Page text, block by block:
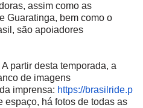
assim como as
Guaratinga, bem como o
são apoiadores
A partir desta temporada, a
de imagens
imprensa: https://brasilride.p
espaço, há fotos de todas as